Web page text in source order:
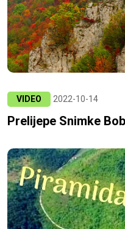
VIDEO 2022-10-14
Prelijepe Snimke